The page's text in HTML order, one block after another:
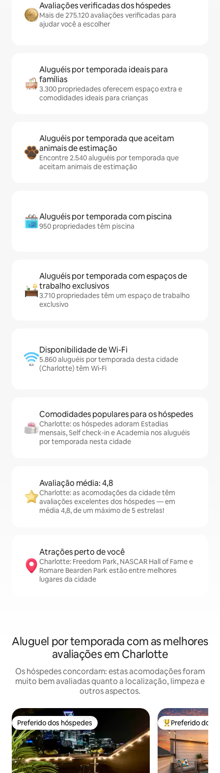
Avaliações verificadas dos hóspedes
Mais de 275.120 avaliações verificadas para
ajudar você a escolher
Aluguéis por temporada ideais para
famílias
3.300 propriedades oferecem espaço extra e
comodidades ideais para crianças
Aluguéis por temporada que aceitam
animais de estimação
Encontre 2.540 aluguéis por temporada que
aceitam animais de estimação
Aluguéis por temporada com piscina
950 propriedades têm piscina
Aluguéis por temporada com espaços de
trabalho exclusivos
3.710 propriedades têm um espaço de trabalho
exclusivo
Disponibilidade de Wi-Fi
5.860 aluguéis por temporada desta cidade
(Charlotte) têm Wi-Fi
Comodidades populares para os hóspedes
Charlotte: os hóspedes adoram Estadias
mensais, Self check-in e Academia nos aluguéis
por temporada nesta cidade
Avaliação média: 4,8
Charlotte: as acomodações da cidade têm
avaliações excelentes dos hóspedes — em
média 4,8, de um máximo de 5 estrelas!
Atrações perto de você
Charlotte: Freedom Park, NASCAR Hall of Fame e
Romare Bearden Park estão entre melhores
lugares da cidade
Aluguel por temporada com as melhores
avaliações em Charlotte
Os hóspedes concordam: estas acomodações foram
muito bem avaliadas quanto a localização, limpeza e
outros aspectos.
Preferido dos hóspedes
Preferido dos hóspedes Entre os
Preferido dos